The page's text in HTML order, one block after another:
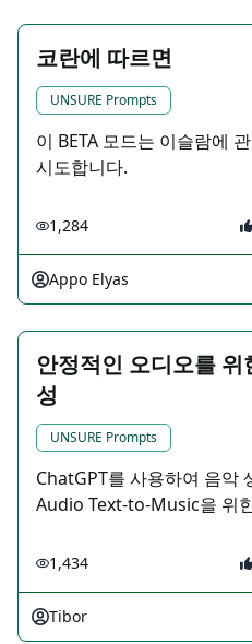
코란에 따르면
UNSURE Prompts
이 BETA 모드는 이슬람에
시도합니다.
1,284
Appo Elyas
안정적인 오디오를
성
UNSURE Prompts
ChatGPT를 사용하여 음악
Audio Text-to-Music을 위
1,434
Tibor